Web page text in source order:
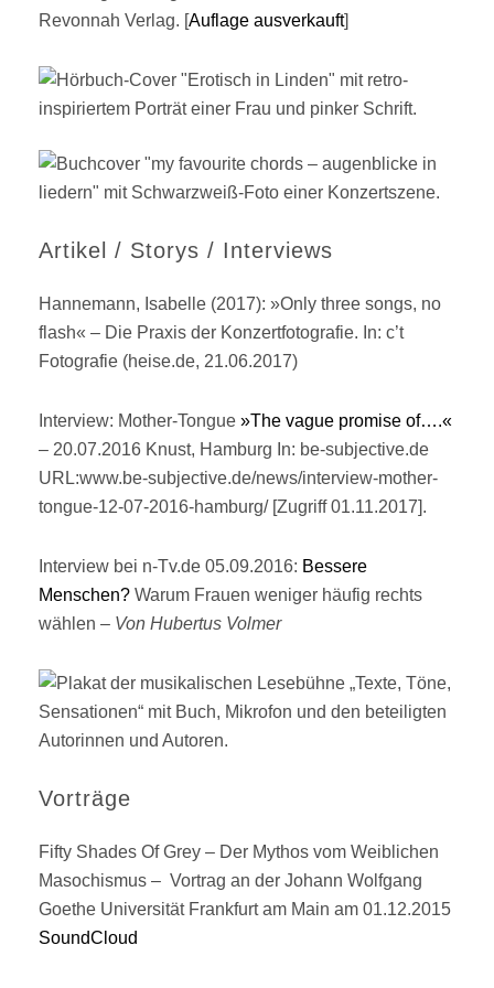
Revonnah Verlag. [Auflage ausverkauft]
Artikel / Storys / Interviews
Hannemann, Isabelle (2017): »Only three songs, no
flash« – Die Praxis der Konzertfotografie. In: c’t
Fotografie (heise.de, 21.06.2017)
Interview: Mother-Tongue »The vague promise of….«
– 20.07.2016 Knust, Hamburg In: be-subjective.de
URL:www.be-subjective.de/news/interview-mother-
tongue-12-07-2016-hamburg/ [Zugriff 01.11.2017].
Interview bei n-Tv.de 05.09.2016: Bessere
Menschen? Warum Frauen weniger häufig rechts
wählen – Von Hubertus Volmer
Vorträge
Fifty Shades Of Grey – Der Mythos vom Weiblichen
Masochismus – Vortrag an der Johann Wolfgang
Goethe Universität Frankfurt am Main am 01.12.2015
SoundCloud